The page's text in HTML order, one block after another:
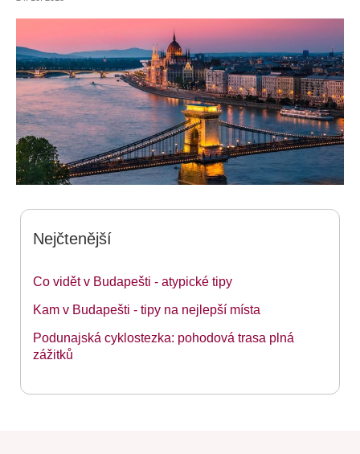
Nejčtenější
Co vidět v Budapešti - atypické tipy
Kam v Budapešti - tipy na nejlepší místa
Podunajská cyklostezka: pohodová trasa plná
zážitků